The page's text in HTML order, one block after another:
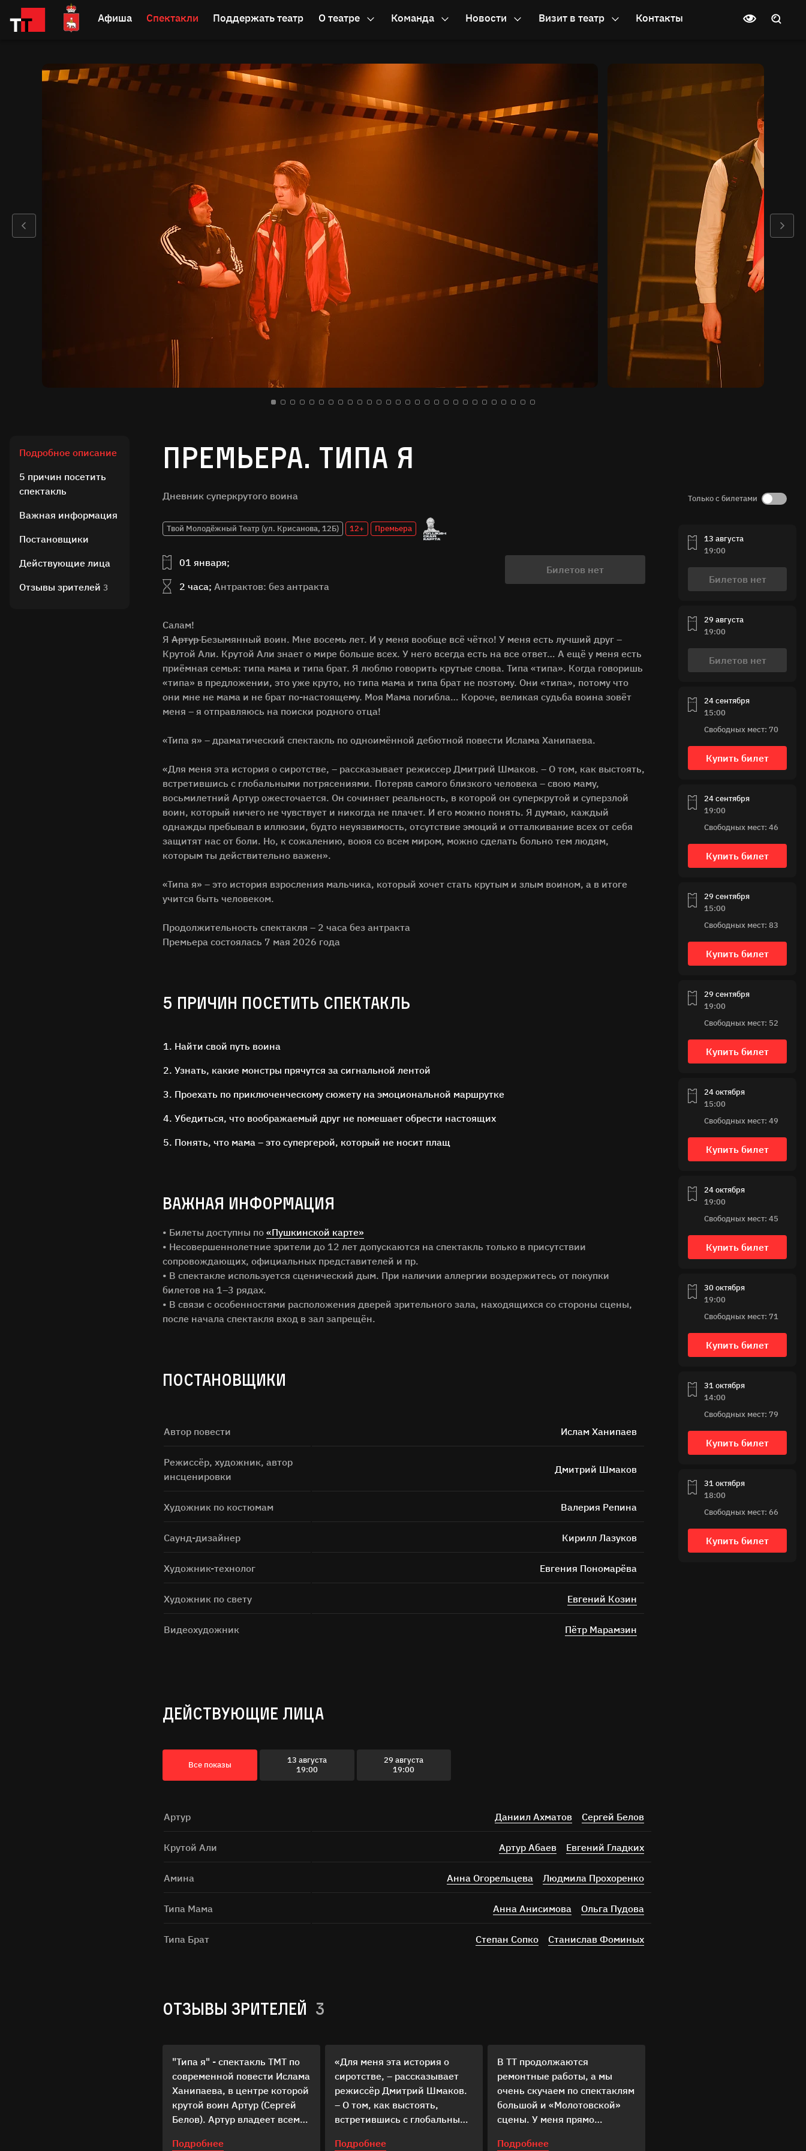
Афиша Спектакли Поддержать театр О театре Команда Новости Визит в театр Контакты
Подробное описание
5 причин посетить
спектакль
Важная информация
Постановщики
Действующие лица
Отзывы зрителей 3
Премьера. Типа я
Дневник суперкрутого воина
Твой Молодёжный Театр (ул. Крисанова, 12Б) 12+ Премьера
01 января;
2 часа; Антрактов: без антракта
Билетов нет
Салам!
Я АртурБезымянный воин. Мне восемь лет. И у меня вообще всё чётко! У меня есть лучший друг –
Крутой Али. Крутой Али знает о мире больше всех. У него всегда есть на все ответ… А ещё у меня есть
приёмная семья: типа мама и типа брат. Я люблю говорить крутые слова. Типа «типа». Когда говоришь
«типа» в предложении, это уже круто, но типа мама и типа брат не поэтому. Они «типа», потому что
они мне не мама и не брат по-настоящему. Моя Мама погибла… Короче, великая судьба воина зовёт
меня – я отправляюсь на поиски родного отца!
«Типа я» – драматический спектакль по одноимённой дебютной повести Ислама Ханипаева.
«Для меня эта история о сиротстве, – рассказывает режиссер Дмитрий Шмаков. – О том, как выстоять,
встретившись с глобальными потрясениями. Потеряв самого близкого человека – свою маму,
восьмилетний Артур ожесточается. Он сочиняет реальность, в которой он суперкрутой и суперзлой
воин, который ничего не чувствует и никогда не плачет. И его можно понять. Я думаю, каждый
однажды пребывал в иллюзии, будто неуязвимость, отсутствие эмоций и отталкивание всех от себя
защитят нас от боли. Но, к сожалению, воюя со всем миром, можно сделать больно тем людям,
которым ты действительно важен».
«Типа я» – это история взросления мальчика, который хочет стать крутым и злым воином, а в итоге
учится быть человеком.
Продолжительность спектакля – 2 часа без антракта
Премьера состоялась 7 мая 2026 года
5 ПРИЧИН ПОСЕТИТЬ СПЕКТАКЛЬ
Найти свой путь воина
Узнать, какие монстры прячутся за сигнальной лентой
Проехать по приключенческому сюжету на эмоциональной маршрутке
Убедиться, что воображаемый друг не помешает обрести настоящих
Понять, что мама – это супергерой, который не носит плащ
ВАЖНАЯ ИНФОРМАЦИЯ
• Билеты доступны по «Пушкинской карте»
• Несовершеннолетние зрители до 12 лет допускаются на спектакль только в присутствии
сопровождающих, официальных представителей и пр.
• В спектакле используется сценический дым. При наличии аллергии воздержитесь от покупки
билетов на 1–3 рядах.
• В связи с особенностями расположения дверей зрительного зала, находящихся со стороны сцены,
после начала спектакля вход в зал запрещён.
ПОСТАНОВЩИКИ
Автор повести Ислам Ханипаев
Режиссёр, художник, автор
инсценировки
Дмитрий Шмаков
Художник по костюмам Валерия Репина
Саунд-дизайнер Кирилл Лазуков
Художник-технолог Евгения Пономарёва
Художник по свету Евгений Козин
Видеохудожник Пётр Марамзин
ДЕЙСТВУЮЩИЕ ЛИЦА
Все показы
13 августа
19:00
29 августа
19:00
Артур Даниил Ахматов Сергей Белов
Крутой Али Артур Абаев Евгений Гладких
Амина Анна Огорельцева Людмила Прохоренко
Типа Мама Анна Анисимова Ольга Пудова
Типа Брат Степан Сопко Станислав Фоминых
ОТЗЫВЫ ЗРИТЕЛЕЙ 3
"Типа я" - спектакль ТМТ по
современной повести Ислама
Ханипаева, в центре которой
крутой воин Артур (Сергей
Белов). Артур владеет всеми
есть наставник- Крутой Али -
Подробнее
«Для меня эта история о
сиротстве, – рассказывает
режиссёр Дмитрий Шмаков.
– О том, как выстоять,
встретившись с глобальными
Подробнее
В ТТ продолжаются
ремонтные работы, а мы
очень скучаем по спектаклям
большой и «Молотовской»
сцены. У меня прямо
начинается, настоящий
Подробнее
Имя Фамилия
Город
Email
Нажимая на кнопку «Отправить», я даю согласие на
Только с билетами
13 августа
19:00
Билетов нет
29 августа
19:00
Билетов нет
24 сентября
15:00
Свободных мест: 70
Купить билет
24 сентября
19:00
Свободных мест: 46
Купить билет
29 сентября
15:00
Свободных мест: 83
Купить билет
29 сентября
19:00
Свободных мест: 52
Купить билет
24 октября
15:00
Свободных мест: 49
Купить билет
24 октября
19:00
Свободных мест: 45
Купить билет
30 октября
19:00
Свободных мест: 71
Купить билет
31 октября
14:00
Свободных мест: 79
Купить билет
31 октября
18:00
Свободных мест: 66
Купить билет